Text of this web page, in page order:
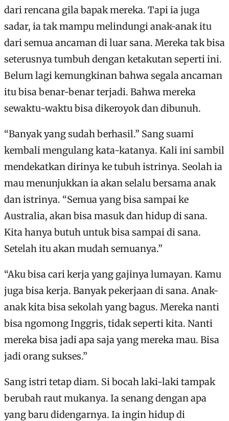
dari rencana gila bapak mereka. Tapi ia juga
sadar, ia tak mampu melindungi anak-anak itu
dari semua ancaman di luar sana. Mereka tak bisa
seterusnya tumbuh dengan ketakutan seperti ini.
Belum lagi kemungkinan bahwa segala ancaman
itu bisa benar-benar terjadi. Bahwa mereka
sewaktu-waktu bisa dikeroyok dan dibunuh.
“Banyak yang sudah berhasil.” Sang suami
kembali mengulang kata-katanya. Kali ini sambil
mendekatkan dirinya ke tubuh istrinya. Seolah ia
mau menunjukkan ia akan selalu bersama anak
dan istrinya. “Semua yang bisa sampai ke
Australia, akan bisa masuk dan hidup di sana.
Kita hanya butuh untuk bisa sampai di sana.
Setelah itu akan mudah semuanya.”
“Aku bisa cari kerja yang gajinya lumayan. Kamu
juga bisa kerja. Banyak pekerjaan di sana. Anak-
anak kita bisa sekolah yang bagus. Mereka nanti
bisa ngomong Inggris, tidak seperti kita. Nanti
mereka bisa jadi apa saja yang mereka mau. Bisa
jadi orang sukses.”
Sang istri tetap diam. Si bocah laki-laki tampak
berubah raut mukanya. Ia senang dengan apa
yang baru didengarnya. Ia ingin hidup di